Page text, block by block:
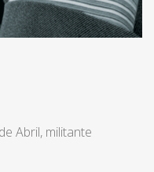
Abril, militante